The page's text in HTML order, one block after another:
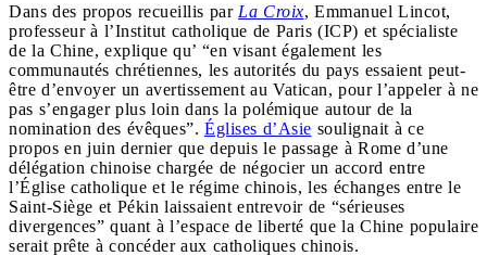
Dans des propos recueillis par La Croix, Emmanuel Lincot,
professeur à l’Institut catholique de Paris (ICP) et spécialiste
de la Chine, explique qu’ “en visant également les
communautés chrétiennes, les autorités du pays essaient peut-
être d’envoyer un avertissement au Vatican, pour l’appeler à ne
pas s’engager plus loin dans la polémique autour de la
nomination des évêques”. Églises d’Asie soulignait à ce
propos en juin dernier que depuis le passage à Rome d’une
délégation chinoise chargée de négocier un accord entre
l’Église catholique et le régime chinois, les échanges entre le
Saint-Siège et Pékin laissaient entrevoir de “sérieuses
divergences” quant à l’espace de liberté que la Chine populaire
serait prête à concéder aux catholiques chinois.